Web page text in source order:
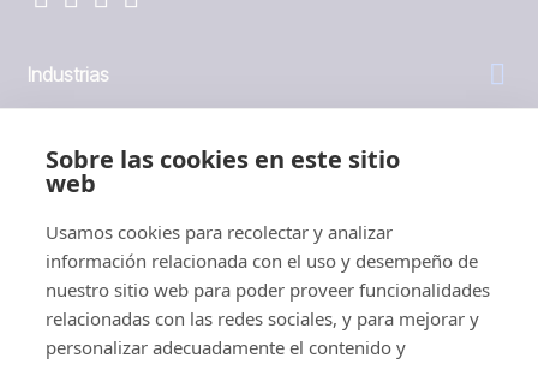
Sobre las cookies en este sitio
web
Usamos cookies para recolectar y analizar
información relacionada con el uso y desempeño de
nuestro sitio web para poder proveer funcionalidades
relacionadas con las redes sociales, y para mejorar y
personalizar adecuadamente el contenido y
Industrias
Inversores